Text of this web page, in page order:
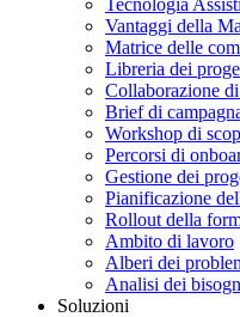
Vantaggi della
Matrice delle
Libreria dei
Collaborazione
Brief di
Workshop di
Percorsi di
Gestione dei
Pianificazione
Rollout della
Ambito di lavoro
Alberi dei
Analisi dei
Soluzioni